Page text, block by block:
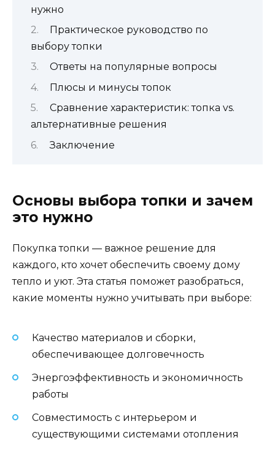
нужно
Практическое руководство по
выбору топки
Ответы на популярные вопросы
Плюсы и минусы топок
Сравнение характеристик: топка vs.
альтернативные решения
Заключение
Основы выбора топки и зачем
это нужно
Покупка топки — важное решение для
каждого, кто хочет обеспечить своему дому
тепло и уют. Эта статья поможет разобраться,
какие моменты нужно учитывать при выборе:
Качество материалов и сборки,
обеспечивающее долговечность
Энергоэффективность и экономичность
работы
Совместимость с интерьером и
существующими системами отопления